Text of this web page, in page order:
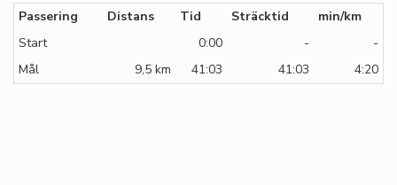
Passering Distans Tid Sträcktid
min/km
Start
0:00 -
-
Mål
9,5 km 41:03 41:03 4:20